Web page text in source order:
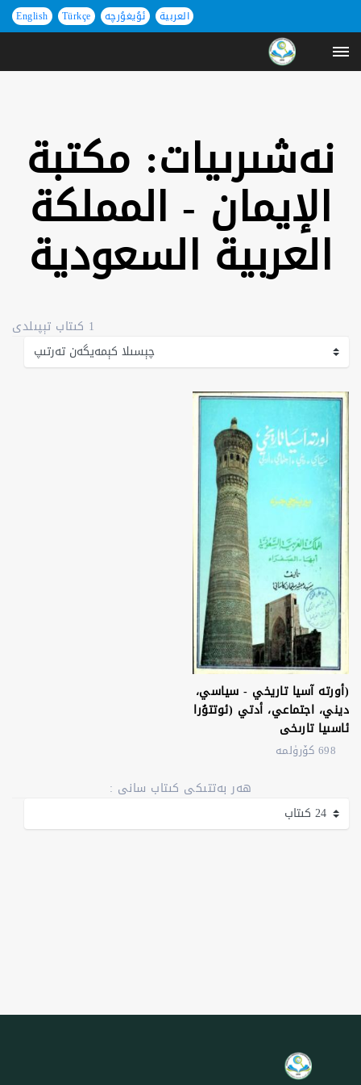
English Türkçe ئۇيغۇرچە العربية
نەشىرىيات: مكتبة
الإيمان - المملكة
العربية السعودية
1 كىتاب تېپىلدى
(أورته آسيا تاريخي - سياسي،
ديني، اجتماعي، أدتي (ئوتتۇرا
ئاسىيا تارىخى
698 كۆرۈلمە
ھەر بەتتىكى كىتاب سانى :